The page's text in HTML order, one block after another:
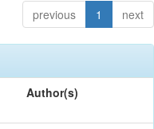
previous 1 next
Author(s)